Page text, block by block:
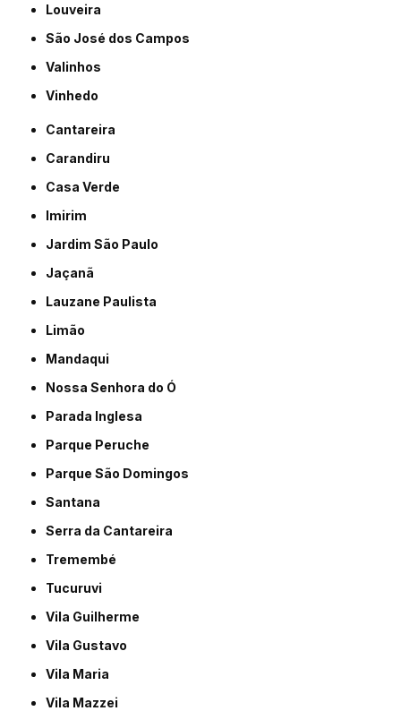
Louveira
São José dos Campos
Valinhos
Vinhedo
Cantareira
Carandiru
Casa Verde
Imirim
Jardim São Paulo
Jaçanã
Lauzane Paulista
Limão
Mandaqui
Nossa Senhora do Ó
Parada Inglesa
Parque Peruche
Parque São Domingos
Santana
Serra da Cantareira
Tremembé
Tucuruvi
Vila Guilherme
Vila Gustavo
Vila Maria
Vila Mazzei